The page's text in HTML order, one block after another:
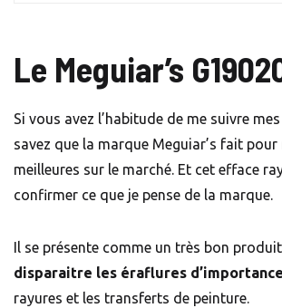
Le Meguiar’s
Si vous avez l’habitude de me suivre
savez que la marque Meguiar’s fait
meilleures sur le marché. Et cet efface
confirmer ce que je pense de la marque.
Il se présente comme un très bon
disparaitre les éraflures
rayures et les transferts de peinture.